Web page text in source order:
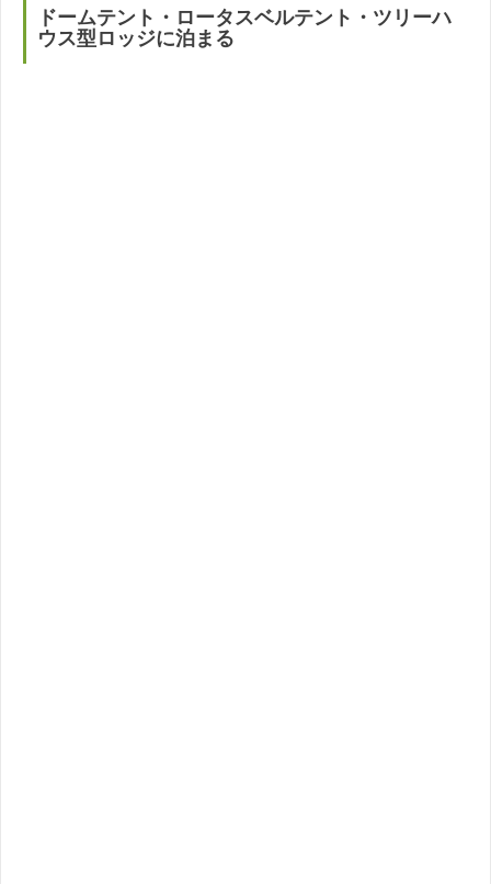
ドームテント・ロータスベルテント・ツリーハ
ウス型ロッジに泊まる